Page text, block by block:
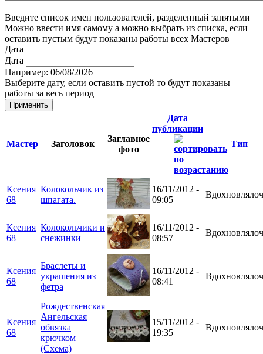
Введите список имен пользователей, разделенный запятыми
Можно ввести имя самому а можно выбрать из списка, если
оставить пустым будут показаны работы всех Мастеров
Дата
Дата
Например: 06/08/2026
Выберите дату, если оставить пустой то будут показаны
работы за весь период
Мастер Заголовок
Заглавное
фото
Дата
публикации
Тип
Ксения
68
Колокольчик из
шпагата.
16/11/2012 -
09:05
Ксения
68
Колокольчики и
снежинки
16/11/2012 -
08:57
Ксения
68
Браслеты и
украшения из
фетра
16/11/2012 -
08:41
Ксения
68
Рождественская
Ангельская
обвязка
крючком
(Схема)
15/11/2012 -
19:35